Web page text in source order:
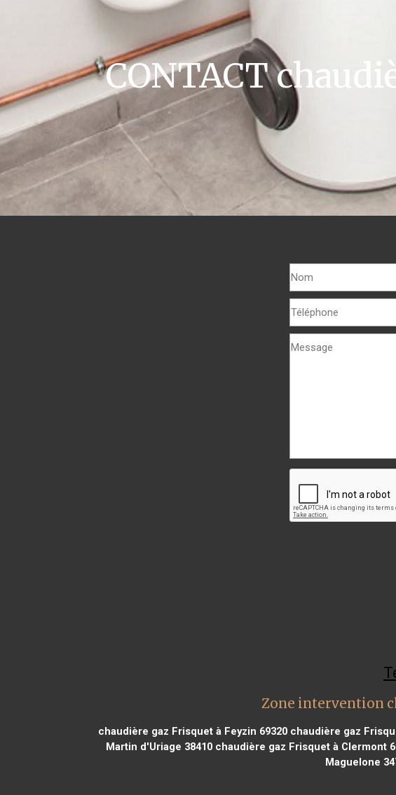
CONTACT
Zone intervention
chaudière gaz Frisquet à Feyzin 69320chaudière gaz
Martin d'Uriage 38410chaudière gaz Frisquet à Clermont
Maguelone